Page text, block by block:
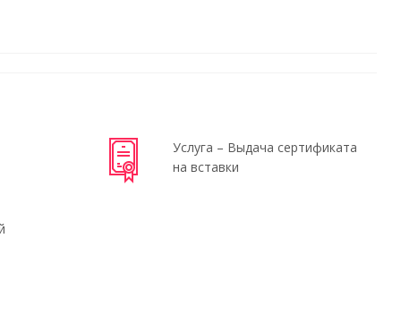
Услуга – Выдача сертификата
на вставки